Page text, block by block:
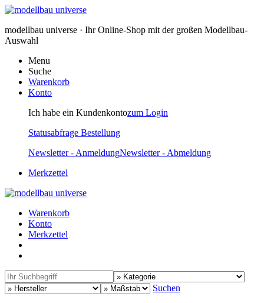
modellbau universe · Ihr Online-Shop mit der großen Modellbau-
Auswahl
Menu
Suche
Warenkorb
Konto
Ich habe ein Kundenkontozum Login
Statusabfrage Bestellung
Newsletter - AnmeldungNewsletter - Abmeldung
Merkzettel
Warenkorb
Konto
Merkzettel
Suchen